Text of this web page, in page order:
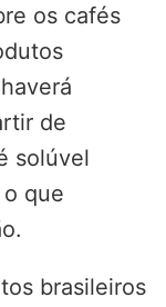
os cafés
de
solúvel
que
brasileiros